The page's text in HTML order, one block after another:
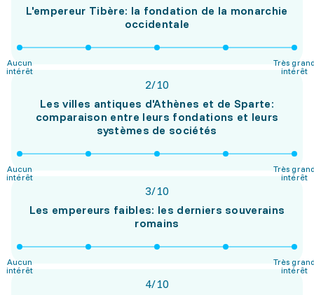
L'empereur Tibère: la fondation de la monarchie
occidentale
Aucun
intérêt
Très
intérêt
2/10
Les villes antiques d'Athènes et de Sparte:
comparaison entre leurs fondations et leurs
systèmes de sociétés
Aucun
intérêt
Très
intérêt
3/10
Les empereurs faibles: les derniers souverains
romains
Aucun
intérêt
Très
intérêt
4/10